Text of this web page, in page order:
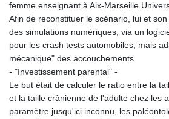
femme enseignant à Aix-Marseille
Afin de reconstituer le scénario, lui et
des simulations numériques, via un
pour les crash tests automobiles, mais
mécanique" des accouchements.
- "Investissement parental" -
Le but était de calculer le ratio entre la
et la taille crânienne de l'adulte chez les
paramètre jusqu'ici inconnu, les